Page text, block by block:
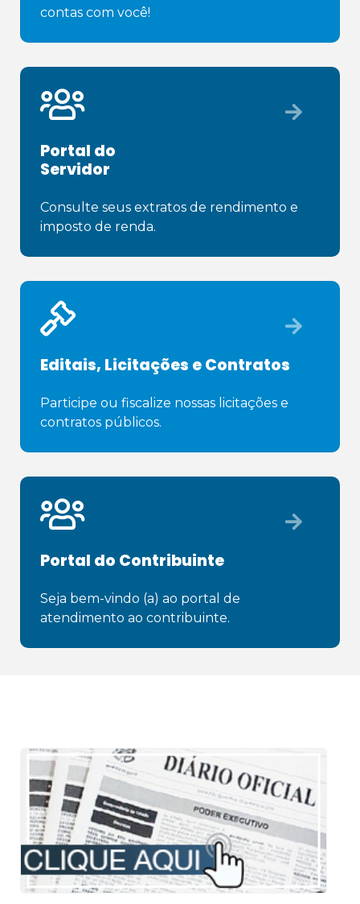
contas com você!
Portal do
Servidor
Consulte seus extratos de rendimento e
imposto de renda.
Editais, Licitações e Contratos
Participe ou fiscalize nossas licitações e
contratos públicos.
Portal do Contribuinte
Seja bem-vindo (a) ao portal de
atendimento ao contribuinte.